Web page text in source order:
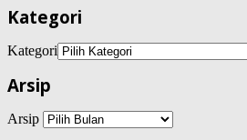
Kategori
Kategori
Arsip
Arsip